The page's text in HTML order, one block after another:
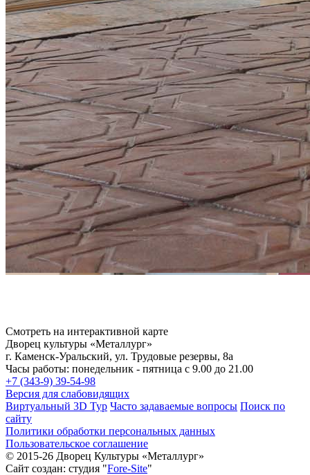
Смотреть на интерактивной карте
Дворец культуры «Металлург»
г. Каменск-Уральский, ул. Трудовые резервы, 8а
Часы работы: понедельник - пятница с 9.00 до 21.00
+7 (343-9) 39-54-98
Версия для слабовидящих
Виртуальный 3D Тур Часто задаваемые вопросы Поиск по
сайту
Политики обработки персональных данных
Пользовательское соглашение
© 2015-26 Дворец Культуры «Металлург»
Сайт создан: студия "Fore-Site"